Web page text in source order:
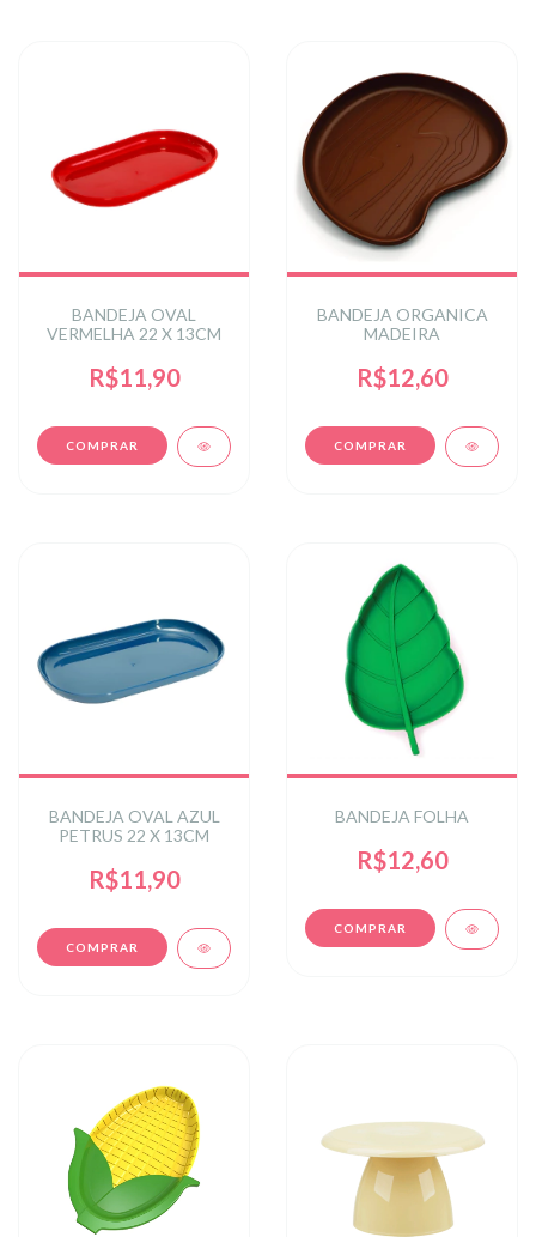
BANDEJA OVAL
VERMELHA 22 X 13CM
R$11,90
BANDEJA ORGANICA
MADEIRA
R$12,60
BANDEJA OVAL AZUL
PETRUS 22 X 13CM
R$11,90
BANDEJA FOLHA
R$12,60